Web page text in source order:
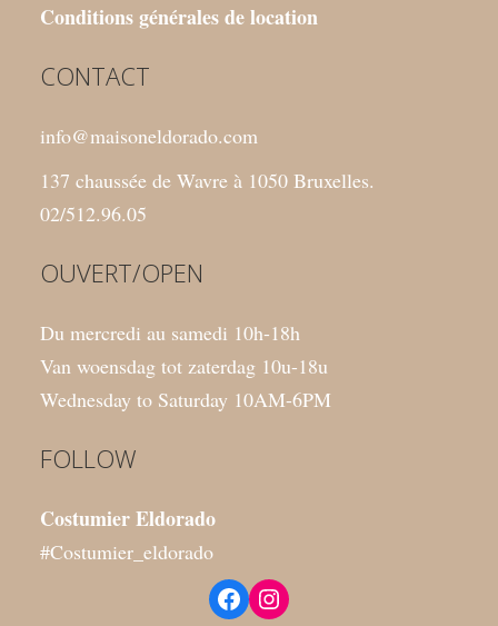
Conditions générales de location
CONTACT
info@maisoneldorado.com
137 chaussée de Wavre à 1050 Bruxelles.
02/512.96.05
OUVERT/OPEN
Du mercredi au samedi 10h-18h
Van woensdag tot zaterdag 10u-18u
Wednesday to Saturday 10AM-6PM
FOLLOW
Costumier Eldorado
#Costumier_eldorado
Facebook Instagram